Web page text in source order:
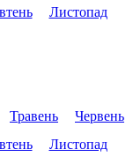
Листопад
Травень
Червень
Листопад